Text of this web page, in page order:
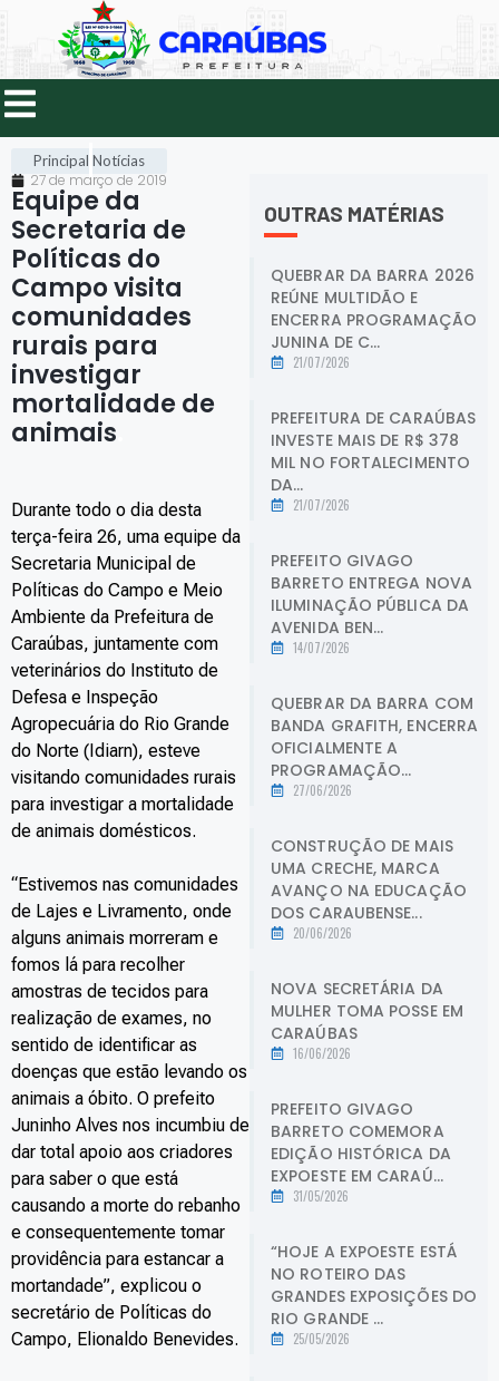
Principal Notícias
27 de março de 2019
Equipe da
Secretaria de
Políticas do
Campo visita
comunidades
rurais para
investigar
mortalidade de
animais
Durante todo o dia desta
terça-feira 26, uma equipe da
Secretaria Municipal de
Políticas do Campo e Meio
Ambiente da Prefeitura de
Caraúbas, juntamente com
veterinários do Instituto de
Defesa e Inspeção
Agropecuária do Rio Grande
do Norte (Idiarn), esteve
visitando comunidades rurais
para investigar a mortalidade
de animais domésticos.
“Estivemos nas comunidades
de Lajes e Livramento, onde
alguns animais morreram e
fomos lá para recolher
amostras de tecidos para
realização de exames, no
sentido de identificar as
doenças que estão levando os
animais a óbito. O prefeito
Juninho Alves nos incumbiu de
dar total apoio aos criadores
para saber o que está
causando a morte do rebanho
e consequentemente tomar
providência para estancar a
mortandade”, explicou o
secretário de Políticas do
Campo, Elionaldo Benevides.
OUTRAS MATÉRIAS
QUEBRAR DA BARRA 2026
REÚNE MULTIDÃO E
ENCERRA PROGRAMAÇÃO
JUNINA DE C...
21/07/2026
PREFEITURA DE CARAÚBAS
INVESTE MAIS DE R$ 378
MIL NO FORTALECIMENTO
DA...
21/07/2026
PREFEITO GIVAGO
BARRETO ENTREGA NOVA
ILUMINAÇÃO PÚBLICA DA
AVENIDA BEN...
14/07/2026
QUEBRAR DA BARRA COM
BANDA GRAFITH, ENCERRA
OFICIALMENTE A
PROGRAMAÇÃO...
27/06/2026
CONSTRUÇÃO DE MAIS
UMA CRECHE, MARCA
AVANÇO NA EDUCAÇÃO
DOS CARAUBENSE...
20/06/2026
NOVA SECRETÁRIA DA
MULHER TOMA POSSE EM
CARAÚBAS
16/06/2026
PREFEITO GIVAGO
BARRETO COMEMORA
EDIÇÃO HISTÓRICA DA
EXPOESTE EM CARAÚ...
31/05/2026
“HOJE A EXPOESTE ESTÁ
NO ROTEIRO DAS
GRANDES EXPOSIÇÕES DO
RIO GRANDE ...
25/05/2026